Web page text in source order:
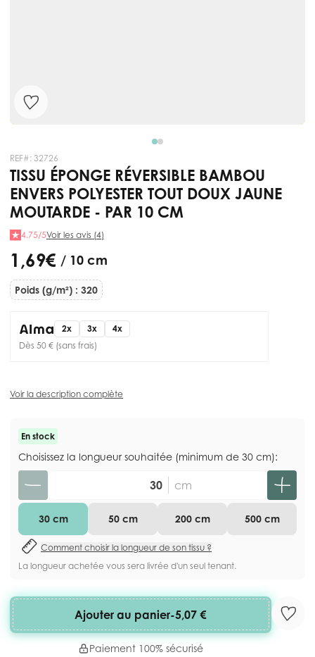
REF#: 32726
TISSU ÉPONGE RÉVERSIBLE BAMBOU
ENVERS POLYESTER TOUT DOUX JAUNE
MOUTARDE - PAR 10 CM
4.75/5Voir les avis (4)
1,69 € / 10 cm
Poids (g/m²) : 320
2x 3x
4x
Dès 50 € (sans frais)
Voir la description complète
En stock
Choisissez la longueur souhaitée (minimum de 30 cm):
cm
30 cm 50 cm 200 cm 500 cm
Comment choisir la longueur de son tissu ?
La longueur achetée vous sera livrée d'un seul tenant.
Ajouter au panier-5,07 €
Paiement 100% sécurisé